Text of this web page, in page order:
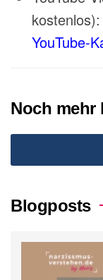
kostenlos):
YouTube-
Noch mehr
Blogposts